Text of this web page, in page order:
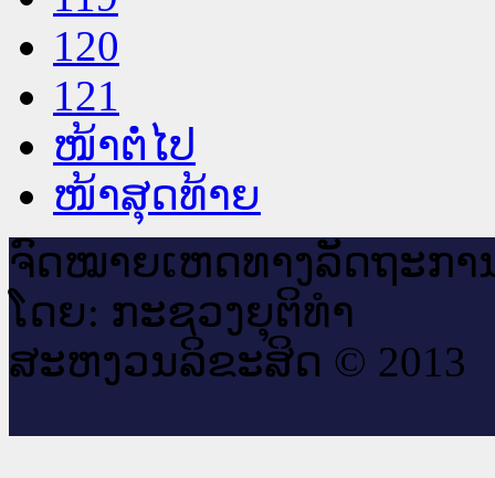
120
121
ໜ້າຕໍ່ໄປ
ໜ້າສຸດທ້າຍ
ຈົດ​ໝາຍ​ເຫດ​ທາງ​ລັດ​ຖະ​ກາ
ໂດຍ: ກະ​ຊວງຍຸ​ຕິ​ທຳ
ສະ​ຫງວນ​ລິ​ຂະ​ສິດ © 2013